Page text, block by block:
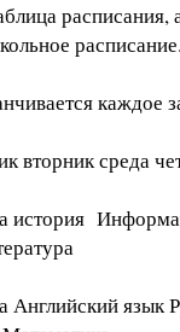
расписания,
каждое
вторник среда
история
Английский язык